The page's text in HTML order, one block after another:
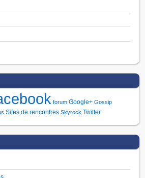
forum Google+ Gossip
Sites de rencontres Skyrock Twitter